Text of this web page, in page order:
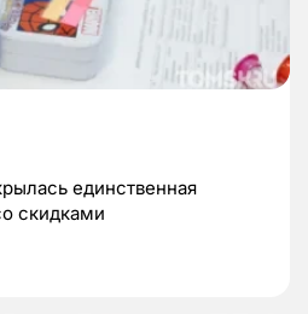
единственная
скидками